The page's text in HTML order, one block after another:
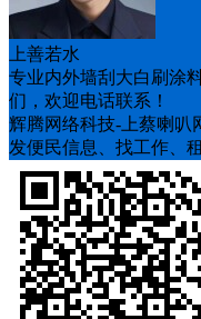
上善若水
专业内外墙刮大白刷涂
们，欢迎电话联系！
辉腾网络科技-上蔡喇叭
发便民信息、找工作、